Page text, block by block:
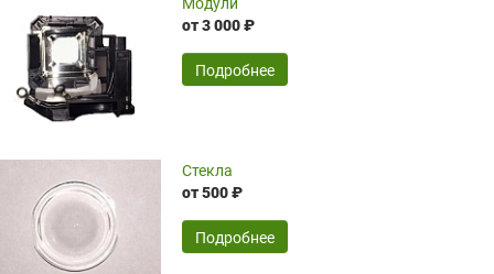
ожидания поставки из-за границы.
Компания Hiteklamp помогла избежать
временные затраты по достаточно
оптимизированной стоимости, чему
чрезмерно благодарны!)))
SERGEY FOURSOV,24.04.2026
широкий ассортимент ламп, как оригиналов,
так и аналогов.Быстрое оформление и
передача в доставку, приемлемые цены. Мне
понравилось.
Читать полностью
от 3 000 ₽
Подробнее
Стекла
от 500 ₽
Подробнее